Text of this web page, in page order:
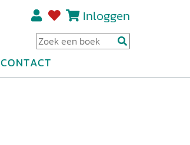
Inloggen
CONTACT